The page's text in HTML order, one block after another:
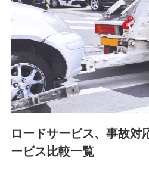
人事･勤怠･健康・労務等の管理、
退職関連処理等の各種手続きの
業員同士の連絡のため
8.取引先個人情報
取引先としての選定業務、営業
続き業務、取引管理業務、および
のため
9.お問い合わせ情報
各種お問い合わせに対応するため
ロードサービス、事故対
ービス比較一覧